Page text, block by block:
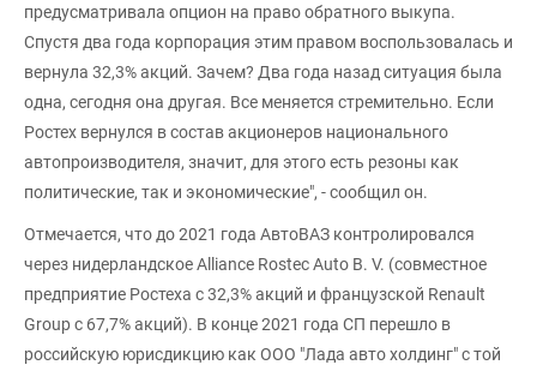
предусматривала опцион на право обратного выкупа.
Спустя два года корпорация этим правом воспользовалась и
вернула 32,3% акций. Зачем? Два года назад ситуация была
одна, сегодня она другая. Все меняется стремительно. Если
Ростех вернулся в состав акционеров национального
автопроизводителя, значит, для этого есть резоны как
политические, так и экономические", - сообщил он.
Отмечается, что до 2021 года АвтоВАЗ контролировался
через нидерландское Alliance Rostec Auto B. V. (совместное
предприятие Ростеха с 32,3% акций и французской Renault
Group с 67,7% акций). В конце 2021 года СП перешло в
российскую юрисдикцию как ООО "Лада авто холдинг" с той